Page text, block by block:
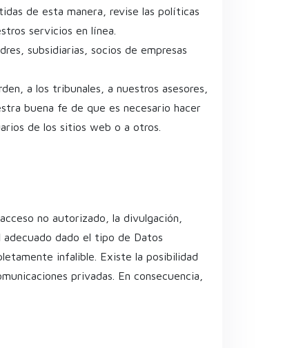
de esta manera, revise las políticas
servicios en línea.
subsidiarias, socios de empresas
a los tribunales, a nuestros asesores,
buena fe de que es necesario hacer
de los sitios web o a otros.
no autorizado, la divulgación,
dado el tipo de Datos
infalible. Existe la posibilidad
privadas. En consecuencia,